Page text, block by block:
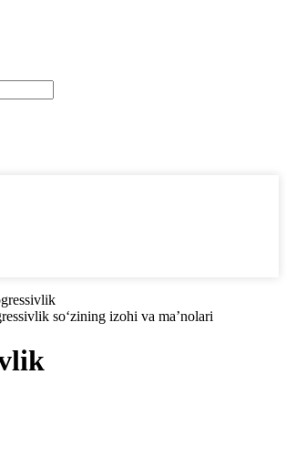
so‘zining izohi va ma’nolari